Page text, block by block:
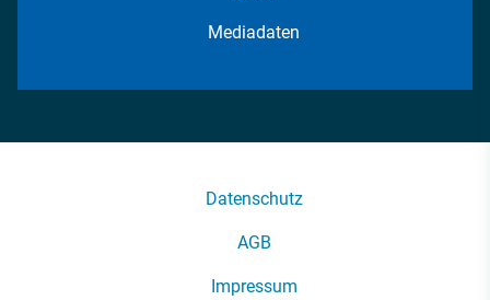
Mediadaten
Datenschutz
AGB
Impressum